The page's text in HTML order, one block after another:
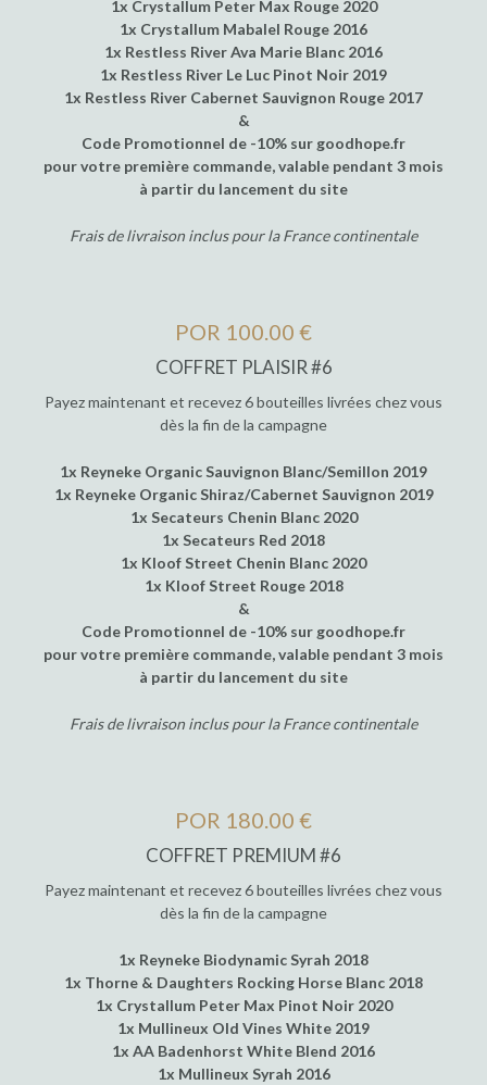
1x Crystallum Peter Max Rouge 2020
1x Crystallum Mabalel Rouge 2016
1x Restless River Ava Marie Blanc 2016
1x Restless River Le Luc Pinot Noir 2019
1x Restless River Cabernet Sauvignon Rouge 2017
&
Code Promotionnel de -10% sur goodhope.fr
pour votre première commande, valable pendant 3 mois
à partir du lancement du site
Frais de livraison inclus pour la France continentale
POR 100.00 €
COFFRET PLAISIR #6
Payez maintenant et recevez 6 bouteilles livrées chez vous
dès la fin de la campagne
1x Reyneke Organic Sauvignon Blanc/Semillon 2019
1x Reyneke Organic Shiraz/Cabernet Sauvignon 2019
1x Secateurs Chenin Blanc 2020
1x Secateurs Red 2018
1x Kloof Street Chenin Blanc 2020
1x Kloof Street Rouge 2018
&
Code Promotionnel de -10% sur goodhope.fr
pour votre première commande, valable pendant 3 mois
à partir du lancement du site
Frais de livraison inclus pour la France continentale
POR 180.00 €
COFFRET PREMIUM #6
Payez maintenant et recevez 6 bouteilles livrées chez vous
dès la fin de la campagne
1x Reyneke Biodynamic Syrah 2018
1x Thorne & Daughters Rocking Horse Blanc 2018
1x Crystallum Peter Max Pinot Noir 2020
1x Mullineux Old Vines White 2019
1x AA Badenhorst White Blend 2016
1x Mullineux Syrah 2016